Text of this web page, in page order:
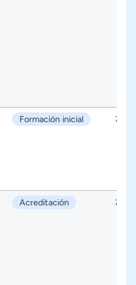
Formación inicial 22/
Acreditación 29/